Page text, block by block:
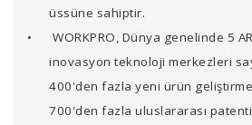
üssüne sahiptir.
•
WORKPRO, Dünya genelinde 5
inovasyon teknoloji merkezleri
400'den fazla yeni ürün
700'den fazla uluslararası